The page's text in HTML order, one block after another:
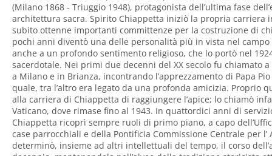
(Milano 1868 - Triuggio 1948), protagonista dell’ultima fase
architettura sacra. Spirito Chiappetta iniziò la propria carriera
subito ottenne importanti committenze per la costruzione di
pochi anni diventò una delle personalità più in vista nel campo
anche a un profondo sentimento religioso, che lo portò nel
sacerdotale. Nei primi due decenni del XX secolo fu chiamato
a Milano e in Brianza, incontrando l’apprezzamento di Papa
quale, tra l’altro era legato da una profonda amicizia. Proprio
alla carriera di Chiappetta di raggiungere l’apice; lo chiamò
Vaticano, dove rimase fino al 1943. In quattordici anni di
Chiappetta ricoprì sempre ruoli di primo piano, a capo
case parrocchiali e della Pontificia Commissione Centrale per
determinò, insieme ad altri intellettuali del tempo, il corso